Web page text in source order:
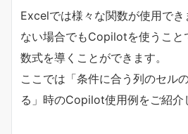
Excelでは様々な関数が使用で
ない場合でもCopilotを使うこと
数式を導くことができます。
ここでは「条件に合う列のセル
る」時のCopilot使用例をご紹介